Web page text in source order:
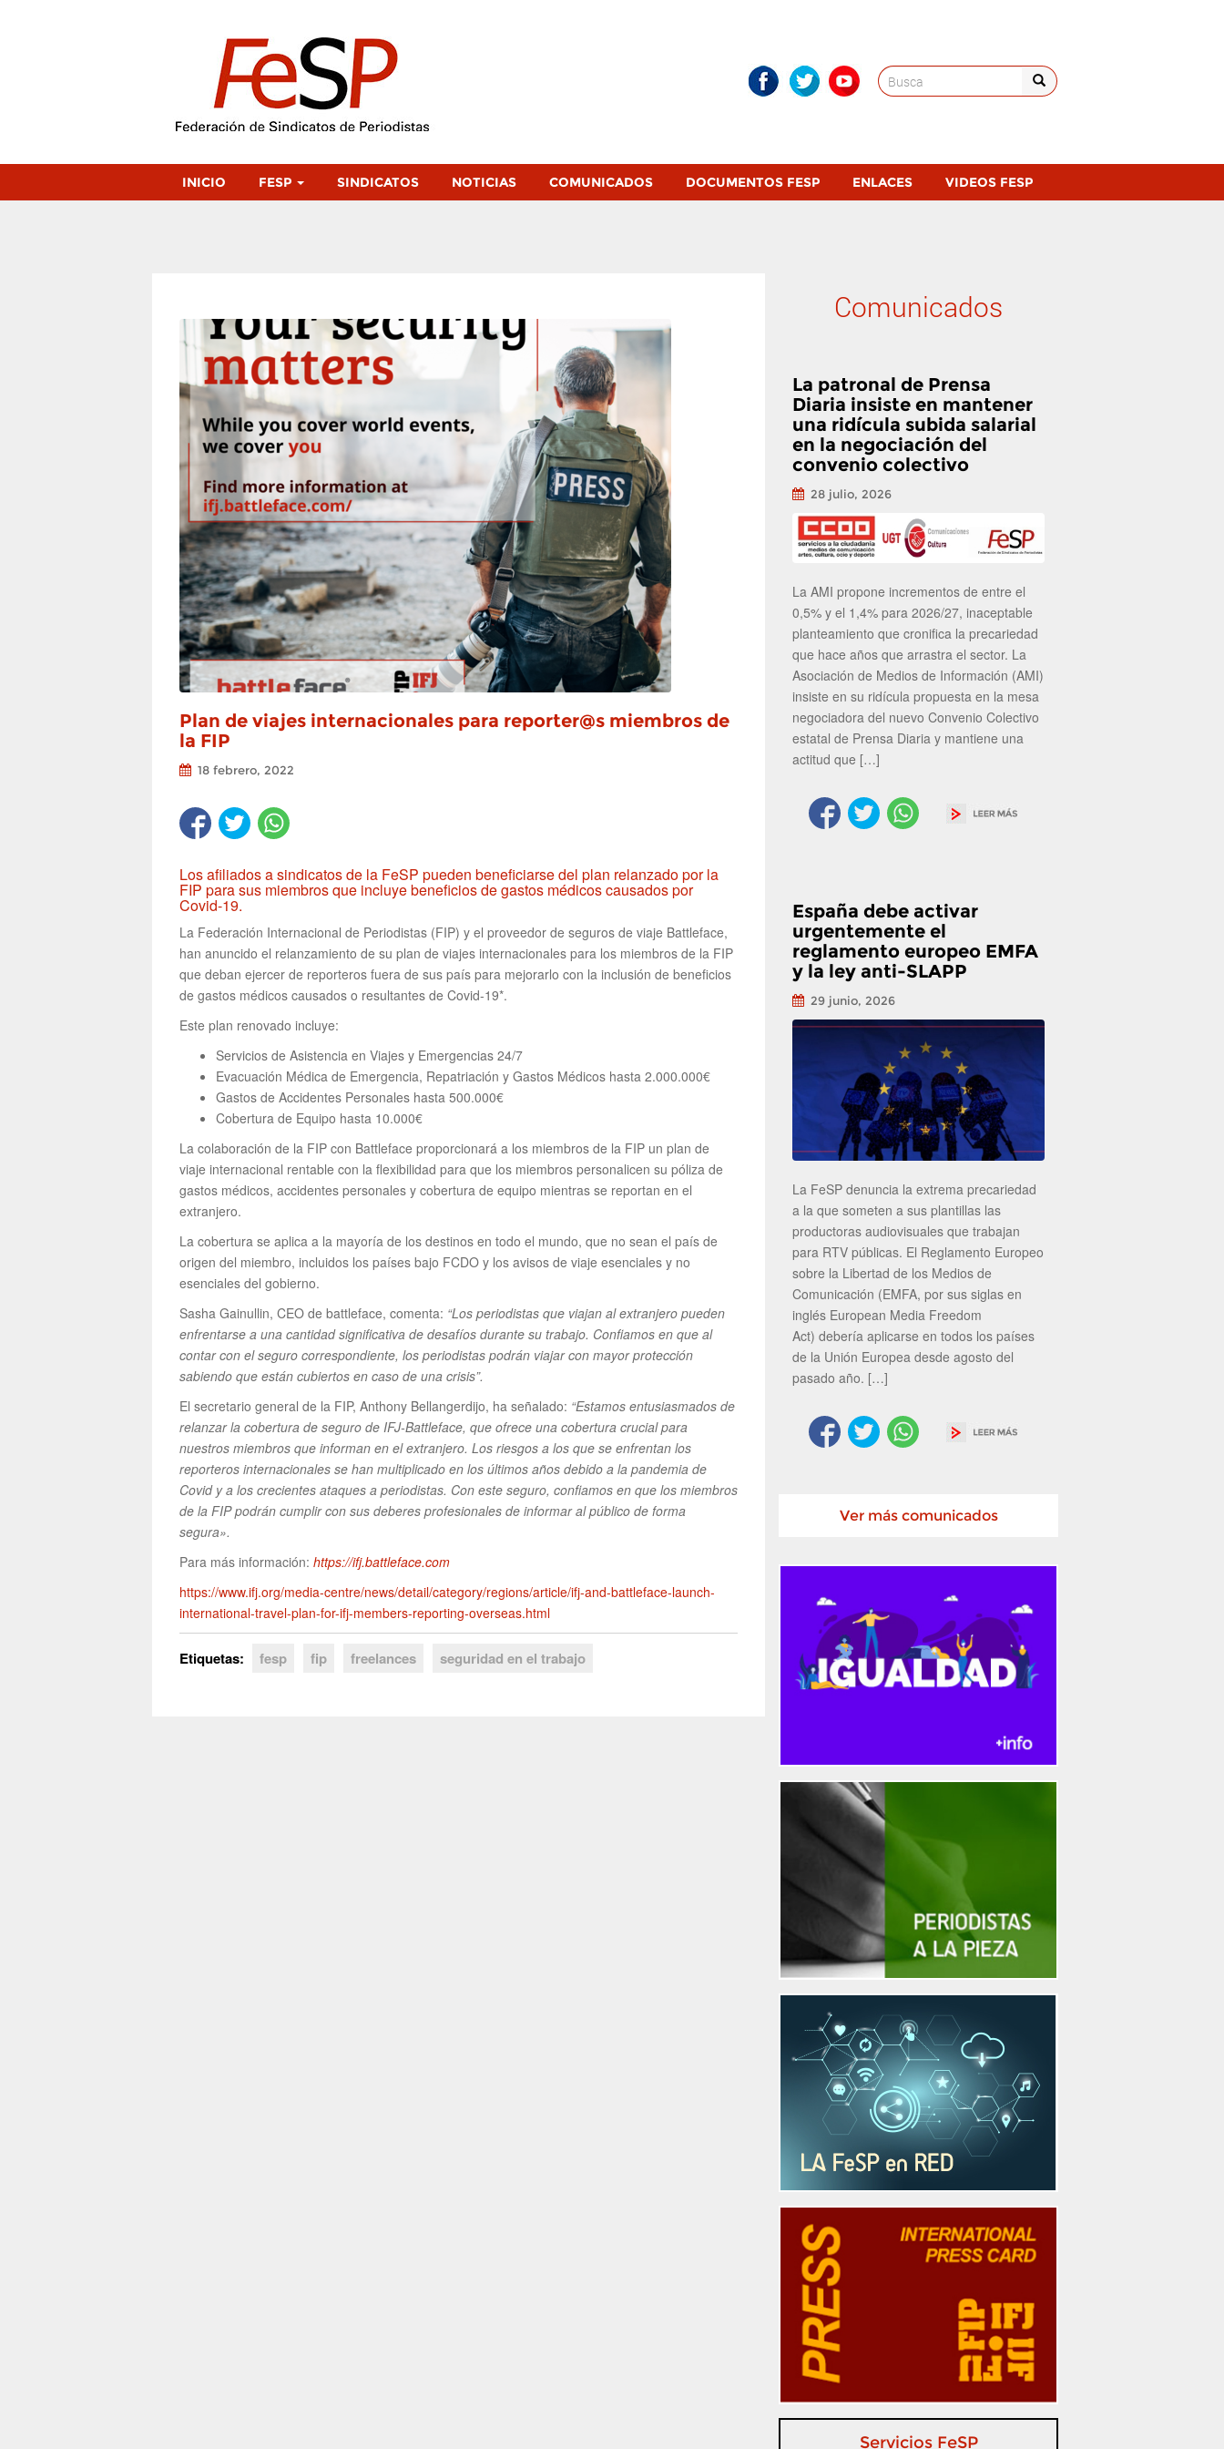
Search
for:
INICIO FESP SINDICATOS NOTICIAS COMUNICADOS DOCUMENTOS FESP ENLACES VIDEOS FESP
Plan de viajes internacionales para reporter@s miembros de
la FIP
18 febrero, 2022
Los afiliados a sindicatos de la FeSP pueden beneficiarse del plan relanzado por la
FIP para sus miembros que incluye beneficios de gastos médicos causados por
Covid-19.
La Federación Internacional de Periodistas (FIP) y el proveedor de seguros de viaje Battleface,
han anuncido el relanzamiento de su plan de viajes internacionales para los miembros de la FIP
que deban ejercer de reporteros fuera de sus país para mejorarlo con la inclusión de beneficios
de gastos médicos causados o resultantes de Covid-19*.
Este plan renovado incluye:
Servicios de Asistencia en Viajes y Emergencias 24/7
Evacuación Médica de Emergencia, Repatriación y Gastos Médicos hasta 2.000.000€
Gastos de Accidentes Personales hasta 500.000€
Cobertura de Equipo hasta 10.000€
La colaboración de la FIP con Battleface proporcionará a los miembros de la FIP un plan de
viaje internacional rentable con la flexibilidad para que los miembros personalicen su póliza de
gastos médicos, accidentes personales y cobertura de equipo mientras se reportan en el
extranjero.
La cobertura se aplica a la mayoría de los destinos en todo el mundo, que no sean el país de
origen del miembro, incluidos los países bajo FCDO y los avisos de viaje esenciales y no
esenciales del gobierno.
Sasha Gainullin, CEO de battleface, comenta: “Los periodistas que viajan al extranjero pueden
enfrentarse a una cantidad significativa de desafíos durante su trabajo. Confiamos en que al
contar con el seguro correspondiente, los periodistas podrán viajar con mayor protección
sabiendo que están cubiertos en caso de una crisis”.
El secretario general de la FIP, Anthony Bellangerdijo, ha señalado: “Estamos entusiasmados de
relanzar la cobertura de seguro de IFJ-Battleface, que ofrece una cobertura crucial para
nuestros miembros que informan en el extranjero. Los riesgos a los que se enfrentan los
reporteros internacionales se han multiplicado en los últimos años debido a la pandemia de
Covid y a los crecientes ataques a periodistas. Con este seguro, confiamos en que los miembros
de la FIP podrán cumplir con sus deberes profesionales de informar al público de forma
segura».
Para más información: https://ifj.battleface.com
https://www.ifj.org/media-centre/news/detail/category/regions/article/ifj-and-battleface-launch-
international-travel-plan-for-ifj-members-reporting-overseas.html
Etiquetas: fesp fip freelances seguridad en el trabajo
Comunicados
La patronal de Prensa
Diaria insiste en mantener
una ridícula subida salarial
en la negociación del
convenio colectivo
28 julio, 2026
La AMI propone incrementos de entre el
0,5% y el 1,4% para 2026/27, inaceptable
planteamiento que cronifica la precariedad
que hace años que arrastra el sector. La
Asociación de Medios de Información (AMI)
insiste en su ridícula propuesta en la mesa
negociadora del nuevo Convenio Colectivo
estatal de Prensa Diaria y mantiene una
actitud que […]
España debe activar
urgentemente el
reglamento europeo EMFA
y la ley anti-SLAPP
29 junio, 2026
La FeSP denuncia la extrema precariedad
a la que someten a sus plantillas las
productoras audiovisuales que trabajan
para RTV públicas. El Reglamento Europeo
sobre la Libertad de los Medios de
Comunicación (EMFA, por sus siglas en
inglés European Media Freedom
Act) debería aplicarse en todos los países
de la Unión Europea desde agosto del
pasado año. […]
Ver más comunicados
Servicios FeSP